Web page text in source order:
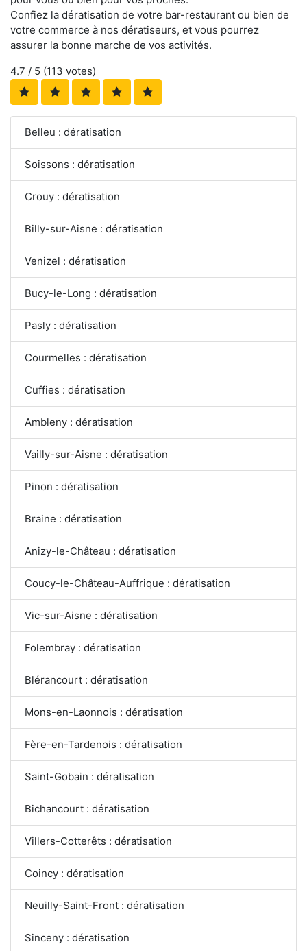
Confiez la dératisation de votre bar-restaurant ou bien de
votre commerce à nos dératiseurs, et vous pourrez
assurer la bonne marche de vos activités.
4.7 / 5 (113 votes)
Belleu : dératisation
Soissons : dératisation
Crouy : dératisation
Billy-sur-Aisne : dératisation
Venizel : dératisation
Bucy-le-Long : dératisation
Pasly : dératisation
Courmelles : dératisation
Cuffies : dératisation
Ambleny : dératisation
Vailly-sur-Aisne : dératisation
Pinon : dératisation
Braine : dératisation
Anizy-le-Château : dératisation
Coucy-le-Château-Auffrique : dératisation
Vic-sur-Aisne : dératisation
Folembray : dératisation
Blérancourt : dératisation
Mons-en-Laonnois : dératisation
Fère-en-Tardenois : dératisation
Saint-Gobain : dératisation
Bichancourt : dératisation
Villers-Cotterêts : dératisation
Coincy : dératisation
Neuilly-Saint-Front : dératisation
Sinceny : dératisation